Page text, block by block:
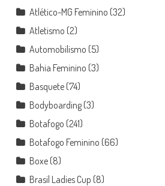
Atlético-MG Feminino (32)
Atletismo (2)
Automobilismo (5)
Bahia Feminino (3)
Basquete(74)
Bodyboarding(3)
Botafogo (241)
Botafogo Feminino (66)
Boxe(8)
Brasil Ladies Cup (8)